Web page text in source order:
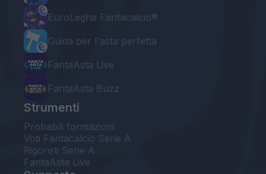
EuroLeghe Fantacalcio®
Guida per l'asta perfetta
FantaAsta Live
FantaAsta Buzz
Strumenti
Probabili formazioni
Voti Fantacalcio Serie A
Rigoristi Serie A
FantaAsta Live